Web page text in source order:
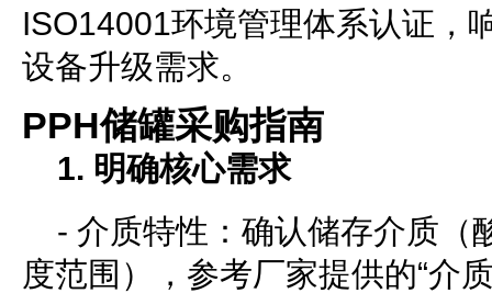
ISO14001环境管理体系认证，
设备升级需求。
PPH储罐采购指南
1. 明确核心需求
- 介质特性：确认储存介质（
度范围），参考厂家提供的“介